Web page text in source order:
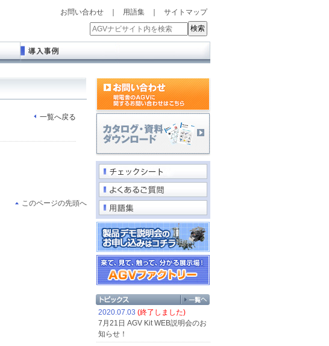
お問い合わせ 用語集 サイトマップ
一覧へ戻る
このページの先頭へ
2020.07.03 (終了しました)
7月21日 AGV Kit WEB説明会のお
知らせ！